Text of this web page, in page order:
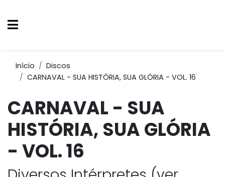
Início
Discos
CARNAVAL - SUA HISTÓRIA, SUA GLÓRIA - VOL. 16
CARNAVAL - SUA
HISTÓRIA, SUA GLÓRIA
- VOL. 16